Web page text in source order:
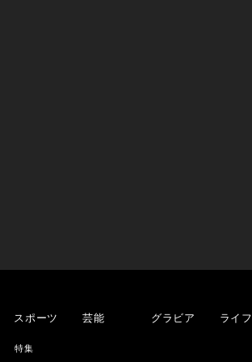
スポーツ
特集
芸能 グラビア ライフ